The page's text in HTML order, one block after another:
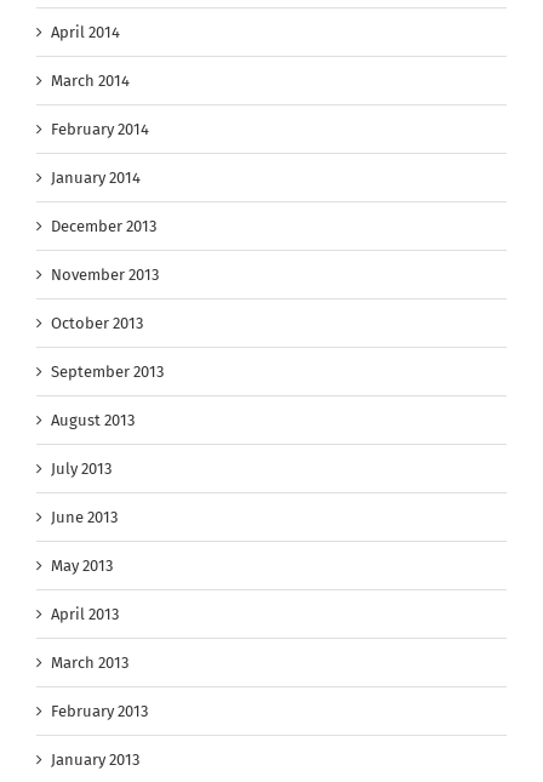
April 2014
March 2014
February 2014
January 2014
December 2013
November 2013
October 2013
September 2013
August 2013
July 2013
June 2013
May 2013
April 2013
March 2013
February 2013
January 2013